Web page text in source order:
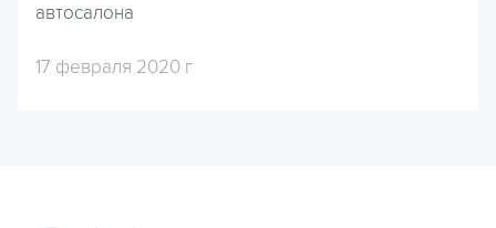
автосалона
17 февраля 2020 г